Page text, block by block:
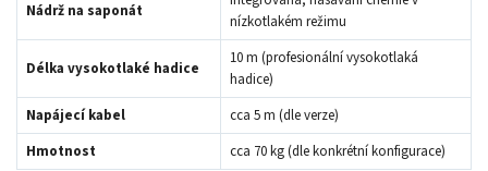
Nádrž na saponát
nízkotlakém režimu
Délka vysokotlaké hadice
10 m (profesionální vysokotlaká
hadice)
Napájecí kabel
cca 5 m (dle verze)
Hmotnost
cca 70 kg (dle konkrétní konfigurace)